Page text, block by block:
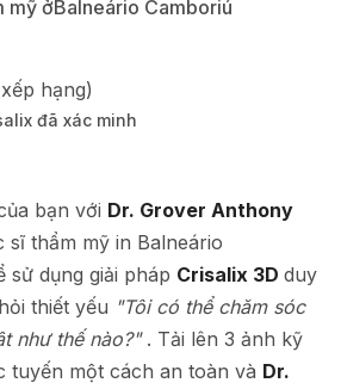
mỹ ởBalneário Camboriú
hạng)
đã xác minh
bạn với Dr. Grover Anthony
sĩ thẩm mỹ in Balneário
sử dụng giải pháp Crisalix 3D duy
thiết yếu "Tôi có thể chăm sóc
như thế nào?" . Tải lên 3 ảnh kỹ
tuyến một cách an toàn và Dr.